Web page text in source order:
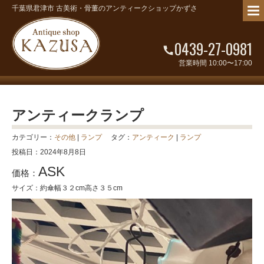
千葉県君津市 古美術・骨董のアンティークショップかずさ
0439-27-0981
営業時間 10:00〜17:00
アンティークランプ
カテゴリー： その他 ランプ タグ： アンティーク
ランプ
投稿日：2024年8月8日
価格： ASK
サイズ：約傘幅３２cm高さ３５cm